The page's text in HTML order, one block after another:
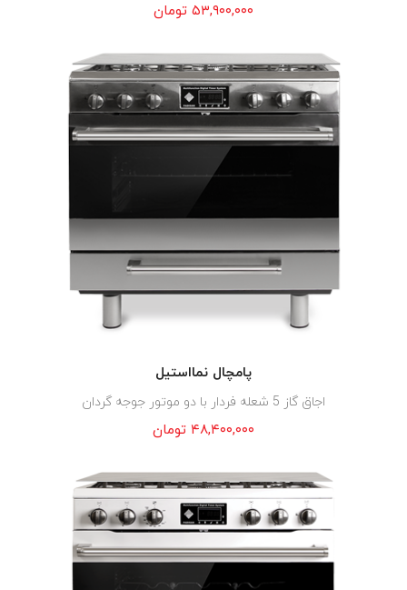
۵۳,۹۰۰,۰۰۰ تومان
پامچال نمااستیل
اجاق گاز 5 شعله فردار با دو موتور جوجه گردان
۴۸,۴۰۰,۰۰۰ تومان